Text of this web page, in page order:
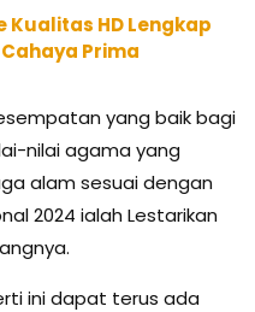
Kualitas HD Lengkap
Prima
yang baik bagi
nilai agama yang
alam sesuai dengan
2024 ialah Lestarikan
ini dapat terus ada